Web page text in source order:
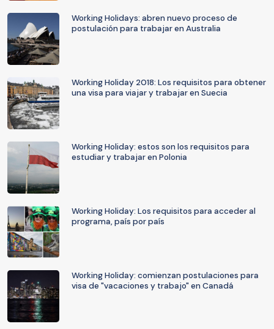
Working Holidays: abren nuevo proceso de
postulación para trabajar en Australia
Working Holiday 2018: Los requisitos para obtener
una visa para viajar y trabajar en Suecia
Working Holiday: estos son los requisitos para
estudiar y trabajar en Polonia
Working Holiday: Los requisitos para acceder al
programa, país por país
Working Holiday: comienzan postulaciones para
visa de "vacaciones y trabajo" en Canadá